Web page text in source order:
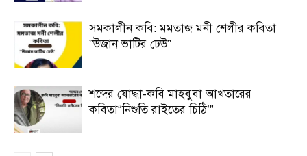
সমকালীন কবি: মমতাজ মনী শেলীর কবিতা
”উজান ভাটির ঢেউ”
শব্দের যোদ্ধা-কবি মাহবুবা আখতারের
কবিতা“নিশুতি রাইতের চিঠি’”